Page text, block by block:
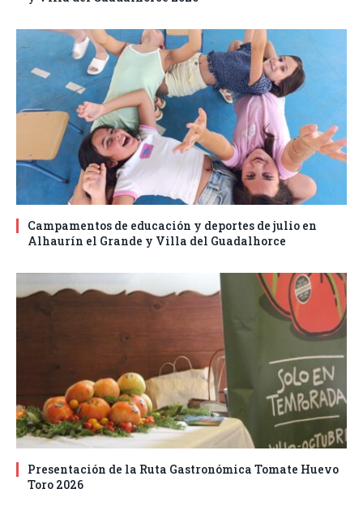
Campamentos de educación y deportes de julio en
Alhaurín el Grande y Villa del Guadalhorce
Presentación de la Ruta Gastronómica Tomate Huevo
Toro 2026